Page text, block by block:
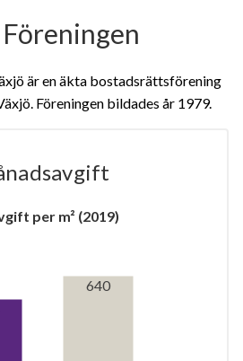
Föreningen
är en äkta bostadsrättsförening
Föreningen bildades år 1979
per m² (2019)
640